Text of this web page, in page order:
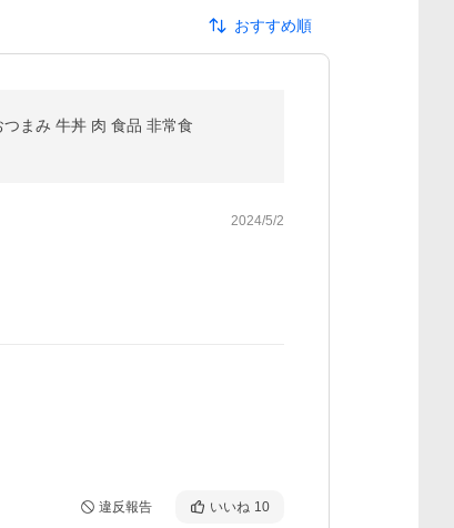
おすすめ順
まみ 牛丼 肉 食品 非常食
2024/5/2
違反報告 いいね 10